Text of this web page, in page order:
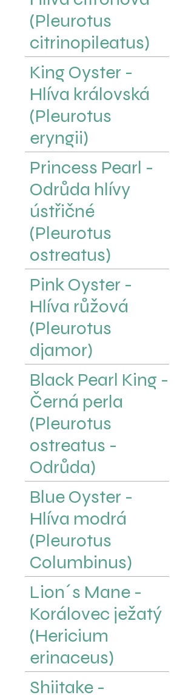
(Pleurotus
citrinopileatus)
King Oyster -
Hlíva královská
(Pleurotus
eryngii)
Princess Pearl -
Odrůda hlívy
ústřičné
(Pleurotus
ostreatus)
Pink Oyster -
Hlíva růžová
(Pleurotus
djamor)
Black Pearl King -
Černá perla
(Pleurotus
ostreatus -
Odrůda)
Blue Oyster -
Hlíva modrá
(Pleurotus
Columbinus)
Lion´s Mane -
Korálovec ježatý
(Hericium
erinaceus)
Shiitake -